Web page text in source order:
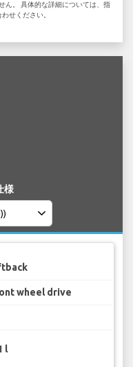
ん。 具体的な詳細については、指
せください。
様
wheel drive
l